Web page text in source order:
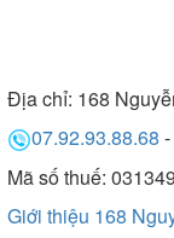
Địa chỉ: 168
07.92.93.88.68 -
Mã số thuế:
Giới thiệu 168